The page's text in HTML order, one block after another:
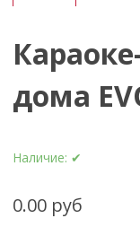
дома
Наличие: ✔
0.00 руб